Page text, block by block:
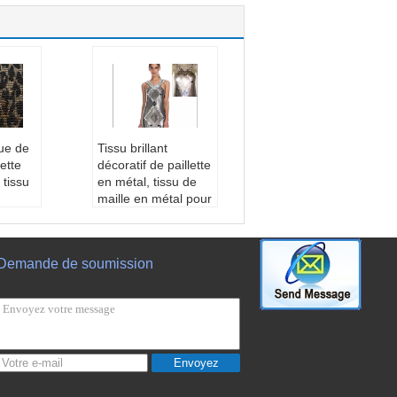
de
tissu
d
de n
divi
Tissu brillant
décoratif de paillette
en métal, tissu de
maille en métal pour
Forme de paillette:
Taille:3mm, 4mm,
6mm, 8mm, 10mm
mmêlé, brillant
de soumission
Envoyez